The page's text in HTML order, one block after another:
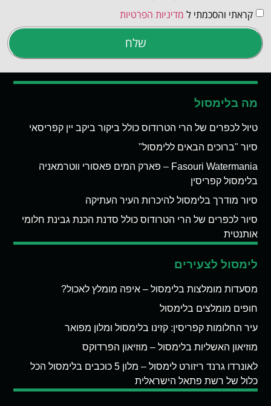
קראתי והסכמתי ל מדיניות הפרטיות
שלח
מה בלימסול
טיול לכפרים של הרי הטרודוס כולל ביקור ביקב יין קפריסאי
סיור "ברוכים הבאים ללימסול"
Fasouri Watermania – פארק המים פאסורי ווטרמאניה
בלימסול קפריסין
סיור מודרך בלימסול להיכרות העיר העתיקה
סיור לכפרים של הרי הטרודוס כולל סדנת הכנת גבינת חלומי
אותנטית
לימסול לצעירים
מסעדות מומלצות בלימסול – איפה מומלץ לאכול?
חופים מומלצים בלימסול
עיר החלומות קפריסין: קזינו בלימסול ומלון מפואר
מוזיאון האשליות בלימסול – מוזיאון הפרדוקס
לאונרדו גרנד ריזורט לימסול – מלון 5 כוכבים בלימסול הכל
כלול של רשת פתאל הישראלית